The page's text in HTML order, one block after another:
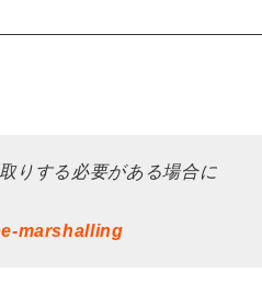
りする必要がある場合に
marshalling